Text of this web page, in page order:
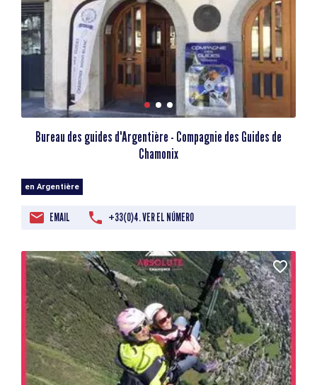
Bureau des guides d'Argentière - Compagnie des Guides de
Chamonix
en Argentière
EMAIL +33(0)4. VER EL NÚMERO